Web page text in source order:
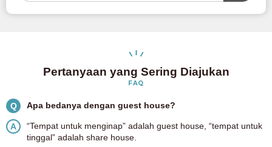
Pertanyaan yang Sering Diajukan
FAQ
Q Apa bedanya dengan guest house?
A
“Tempat untuk menginap” adalah guest house, “tempat untuk
tinggal” adalah share house.